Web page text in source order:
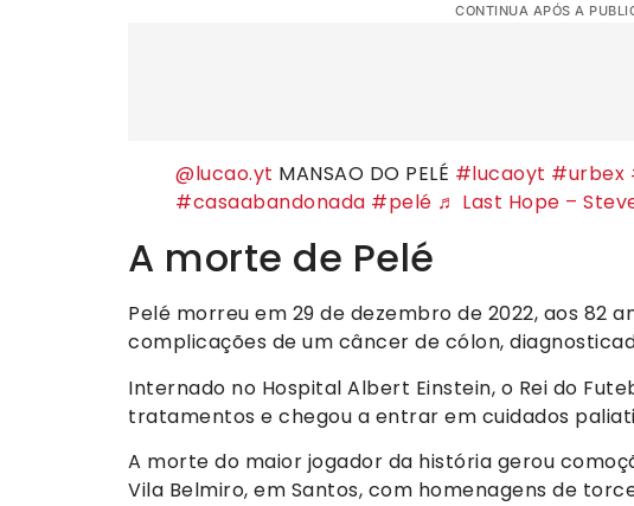
CONTINUA APÓS A
@lucao.yt MANSAO DO PELÉ #lucaoyt #urbex
#casaabandonada #pelé ♬ Last Hope –
A morte de Pelé
Pelé morreu em 29 de dezembro de 2022, aos 82
complicações de um câncer de cólon,
Internado no Hospital Albert Einstein, o Rei do
tratamentos e chegou a entrar em cuidados
A morte do maior jogador da história gerou
Vila Belmiro, em Santos, com homenagens de